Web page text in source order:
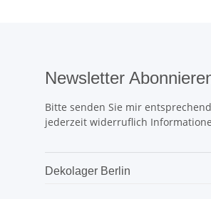
Newsletter
Bitte senden Sie mir
jederzeit widerruflich
Dekolager Berlin